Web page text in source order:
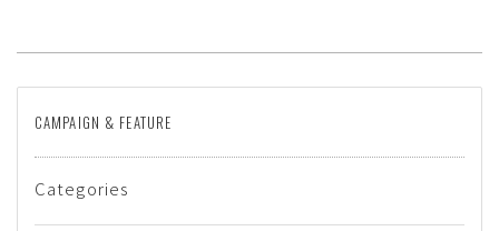
CAMPAIGN & FEATURE
Categories
ヒールの高さ
絞り込んで検索する